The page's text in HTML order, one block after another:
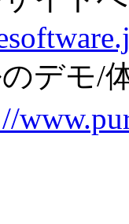
デモ/